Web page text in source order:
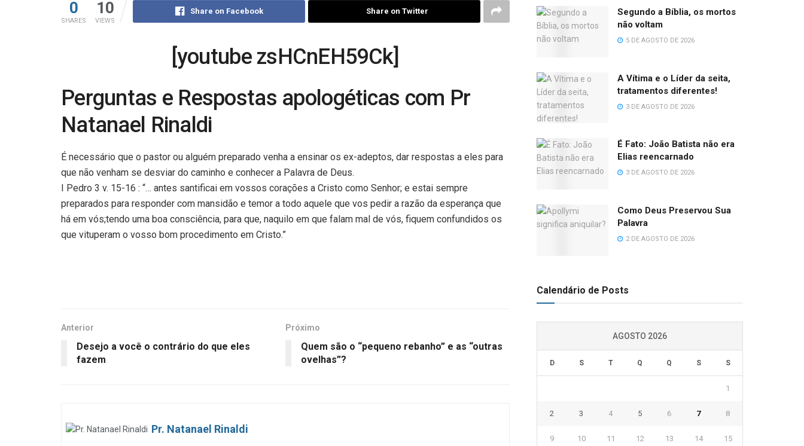
0
SHARES
10
VIEWS
Share on Facebook Share on Twitter
[youtube zsHCnEH59Ck]
Perguntas e Respostas apologéticas com Pr
Natanael Rinaldi
É necessário que o pastor ou alguém preparado venha a ensinar os ex-adeptos, dar respostas a eles para
que não venham se desviar do caminho e conhecer a Palavra de Deus.
I Pedro 3 v. 15-16 : “… antes santificai em vossos corações a Cristo como Senhor; e estai sempre
preparados para responder com mansidão e temor a todo aquele que vos pedir a razão da esperança que
há em vós;tendo uma boa consciência, para que, naquilo em que falam mal de vós, fiquem confundidos os
que vituperam o vosso bom procedimento em Cristo.”
Anterior
Desejo a você o contrário do que eles
fazem
Próximo
Quem são o “pequeno rebanho” e as “outras
ovelhas”?
Pr. Natanael Rinaldi
Segundo a Bíblia, os mortos
não voltam
5 DE AGOSTO DE 2026
A Vítima e o Líder da seita,
tratamentos diferentes!
3 DE AGOSTO DE 2026
É Fato: João Batista não era
Elias reencarnado
3 DE AGOSTO DE 2026
Como Deus Preservou Sua
Palavra
2 DE AGOSTO DE 2026
Calendário de Posts
AGOSTO 2026
D S T Q Q S S
1
2 3 4 5 6 7 8
9 10 11 12 13 14 15